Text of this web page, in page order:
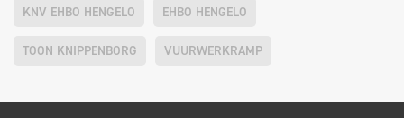
KNV EHBO HENGELO EHBO HENGELO
TOON KNIPPENBORG VUURWERKRAMP